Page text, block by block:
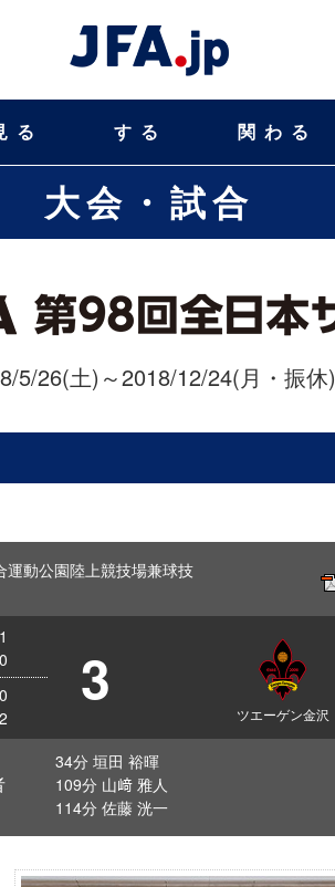
る する 関わる
大会・試合
5/26(土)～2018/12/24(月・振休)
動公園陸上競技場兼球技
1
0
0
2
3 ツエーゲン金沢
34分 垣田 裕暉
109分 山﨑 雅人
114分 佐藤 洸一